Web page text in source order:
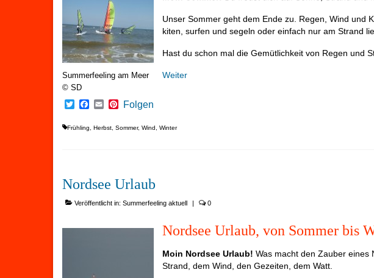
Summerfeeling am Meer
© SD
Unser Sommer geht dem Ende zu. Regen, Wind und
kiten, surfen und segeln oder einfach nur am Strand
Hast du schon mal die Gemütlichkeit von Regen und
Weiter
TwitterFacebook
EmailPinterest
Folgen
Frühling Herbst Sommer, Wind Winter
Nordsee Urlaub
Veröffentlicht in: Summerfeeling aktuell | 0
Nordsee Urlaub, von Sommer bis
Moin Nordsee Urlaub! Was macht den Zauber eines
Strand, dem Wind, den Gezeiten, dem Watt.